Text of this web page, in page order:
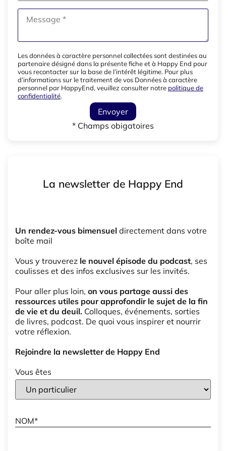
Les données à caractère personnel collectées sont destinées au
partenaire désigné dans la présente fiche et à Happy End pour
vous recontacter sur la base de l’intérêt légitime. Pour plus
d’informations sur le traitement de vos Données à caractère
personnel par HappyEnd, veuillez consulter notre politique de
confidentialité.
Envoyer
* Champs obigatoires
La newsletter de Happy End
Un rendez-vous bimensuel directement dans votre
boîte mail
Vous y trouverez le nouvel épisode du podcast, ses
coulisses et des infos exclusives sur les invités.
Pour aller plus loin, on vous partage aussi des
ressources utiles pour approfondir le sujet de la fin
de vie et du deuil. Colloques, événements, sorties
de livres, podcast. De quoi vous inspirer et nourrir
votre réflexion.
Rejoindre la newsletter de Happy End
Vous êtes